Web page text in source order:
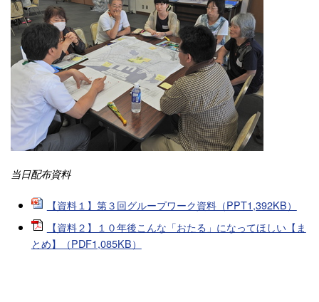
当日配布資料
【資料１】第３回グループワーク資料（PPT1,392KB）
【資料２】１０年後こんな「おたる」になってほしい【ま
とめ】（PDF1,085KB）